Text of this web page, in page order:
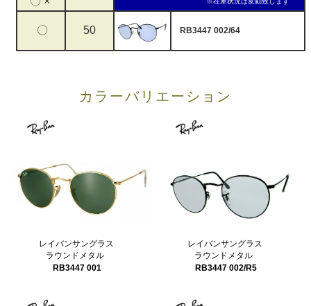
〇 50 RB3447 002/64
カラーバリエーション
レイバンサングラス
ラウンドメタル
RB3447 001
レイバンサングラス
ラウンドメタル
RB3447 002/R5